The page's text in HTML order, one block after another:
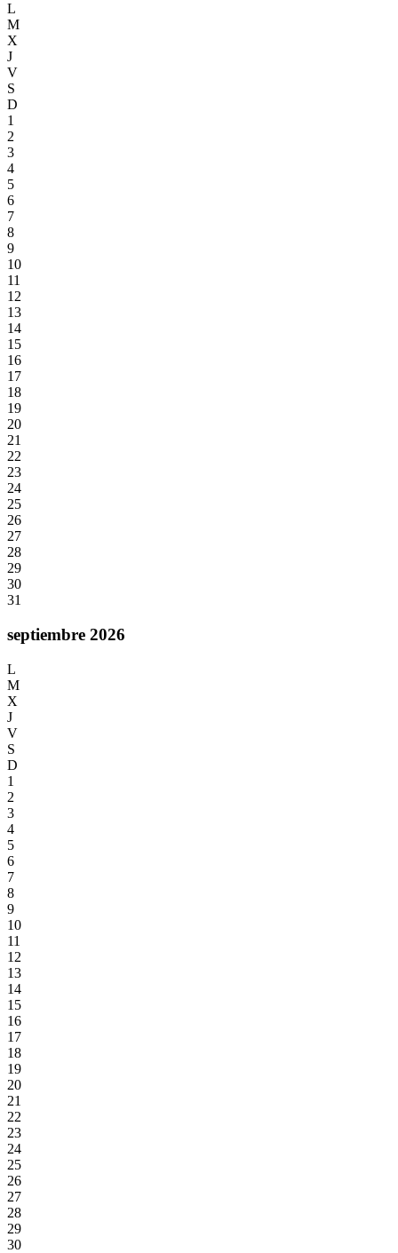
L
M
X
J
V
S
D
1
2
3
4
5
6
7
8
9
10
11
12
13
14
15
16
17
18
19
20
21
22
23
24
25
26
27
28
29
30
31
septiembre 2026
L
M
X
J
V
S
D
1
2
3
4
5
6
7
8
9
10
11
12
13
14
15
16
17
18
19
20
21
22
23
24
25
26
27
28
29
30